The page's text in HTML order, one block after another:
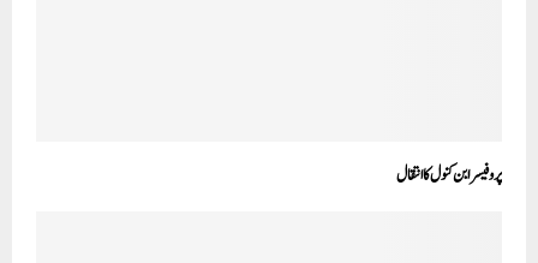
پروفیسر ابن کنول کا انتقال